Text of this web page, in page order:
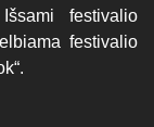
festivalio
festivalio